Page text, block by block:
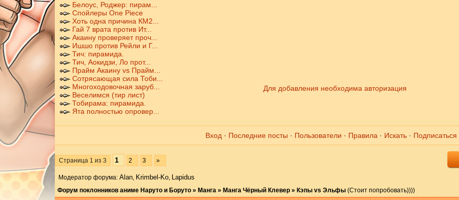
Белоус, Роджер: пирам...
Спойлеры One Piece
Хоть одна причина КМ2...
Гай 7 врата против Ит...
Акаину проверяет проч...
Ишшо против Рейли и Г...
Тич: пирамида.
Тич, Аокидзи, Ло прот...
Прайм Акаину vs Прайм...
Сотрясающая сила Тоби...
Многоходовочная заруб...
Веселимся (тир лист)
Тобирама: пирамида.
Ята полностью опровер...
Для добавления необходима авторизация
Вход · Последние посты · Пользователи · Правила · Искать· Подписаться
Страница 1 из 3 1 2 3 »
Модератор форума: Аlаn, Krimbel-Ko, Lapidus
Форум поклонников аниме Наруто и Боруто » Манга » Манга Чёрный Клевер » Кэпы vs Эльфы (Стоит попробовать))))